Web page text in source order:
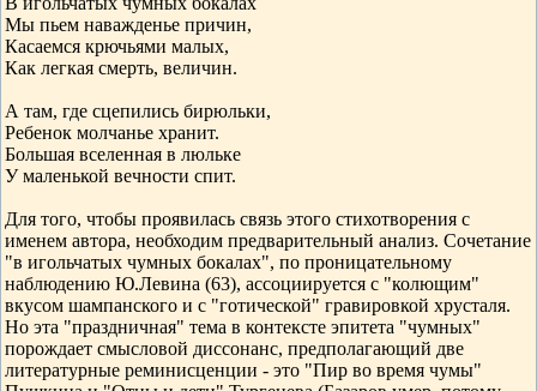
Мы пьем наважденье причин,
Касаемся крючьями малых,
Как легкая смерть, величин.
А там, где сцепились бирюльки,
Ребенок молчанье хранит.
Большая вселенная в люльке
У маленькой вечности спит.
Для того, чтобы проявилась связь этого стихотворения с
именем автора, необходим предварительный анализ. Сочетание
"в игольчатых чумных бокалах", по проницательному
наблюдению Ю.Левина (63), ассоциируется с "колющим"
вкусом шампанского и с "готической" гравировкой хрусталя.
Но эта "праздничная" тема в контексте эпитета "чумных"
порождает смысловой диссонанс, предполагающий две
литературные реминисценции - это "Пир во время чумы"